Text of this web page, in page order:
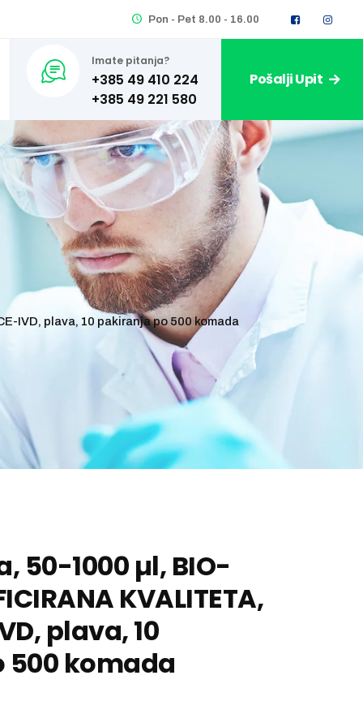
Pon - Pet 8.00 - 16.00
Imate pitanja?
+385 49 410 224 Pošalji Upit
IVD, plava, 10 pakiranja po 500 komada
50-1000 µl, BIO-
KVALITETA,
plava, 10
komada